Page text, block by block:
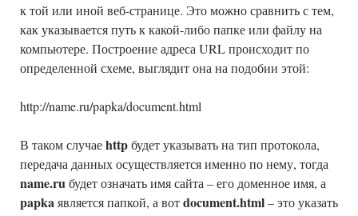
к той или иной веб-странице. Это можно сравнить с тем,
как указывается путь к какой-либо папке или файлу на
компьютере. Построение адреса URL происходит по
определенной схеме, выглядит она на подобии этой:
http://name.ru/papka/document.html
В таком случаеhttpбудет указывать на тип протокола,
передача данных осуществляется именно по нему, тогда
name.ruбудет означать имя сайта – его доменное имя, а
papkaявляется папкой, а вотdocument.html– это указать